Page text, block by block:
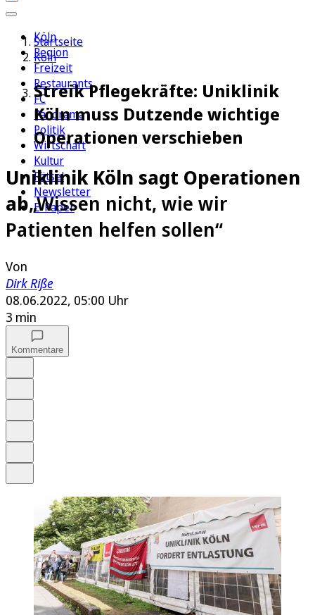
Köln
Region
Freizeit
Restaurants
FC
Panorama
Politik
Wirtschaft
Kultur
Rätsel
Newsletter
E-Paper
Startseite
Köln
Streik Pflegekräfte: Uniklinik
Köln muss Dutzende wichtige
Operationen verschieben
Uniklinik Köln sagt Operationen
ab„Wissen nicht, wie wir
Patienten helfen sollen“
Von
Dirk Riße
08.06.2022, 05:00 Uhr
3 min
Kommentare